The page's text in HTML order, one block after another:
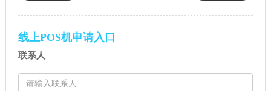
线上POS机申请入口
联系人